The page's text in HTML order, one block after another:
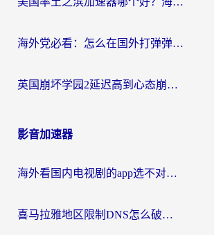
海外党必看：怎么在国外打弹弹堂不卡？番茄加速器亲测指南
英国崩坏学园2延迟高到心态崩？海外党国服游戏加速终极指南
影音加速器
海外看国内电视剧的app选不对？这份回国加速器避坑指南帮你流畅追剧
喜马拉雅地区限制DNS怎么破？海外党听国内音乐听书的终极解决方案